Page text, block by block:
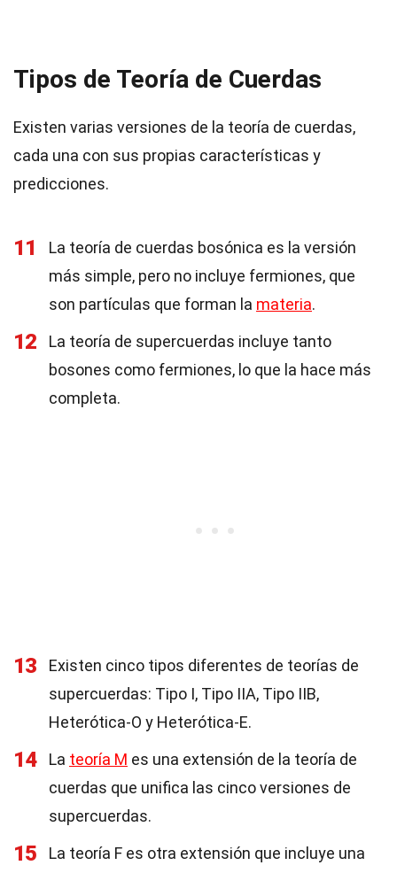
Tipos de Teoría de Cuerdas
Existen varias versiones de la teoría de cuerdas,
cada una con sus propias características y
predicciones.
11
La teoría de cuerdas bosónica es la versión
más simple, pero no incluye fermiones, que
son partículas que forman la materia.
12
La teoría de supercuerdas incluye tanto
bosones como fermiones, lo que la hace más
completa.
13
Existen cinco tipos diferentes de teorías de
supercuerdas: Tipo I, Tipo IIA, Tipo IIB,
Heterótica-O y Heterótica-E.
14 La teoría M es una extensión de la teoría de
cuerdas que unifica las cinco versiones de
supercuerdas.
15
La teoría F es otra extensión que incluye una